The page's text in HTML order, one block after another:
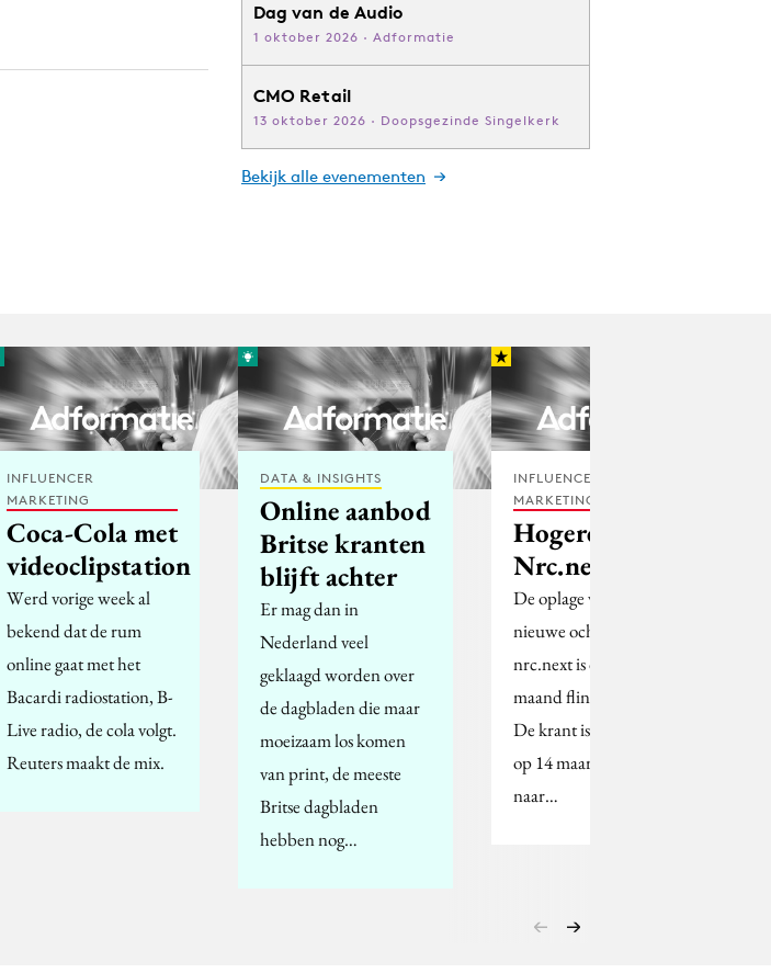
Dag van de Audio
1 oktober 2026 · Adformatie
CMO Retail
13 oktober 2026 · Doopsgezinde Singelkerk
Bekijk alle evenementen
INFLUENCER
MARKETING
Coca-Cola met
videoclipstation
Werd vorige week al
bekend dat de rum
online gaat met het
Bacardi radiostation, B-
Live radio, de cola volgt.
Reuters maakt de mix.
DATA & INSIGHTS
Online aanbod
Britse kranten
blijft achter
Er mag dan in
Nederland veel
geklaagd worden over
de dagbladen die maar
moeizaam los komen
van print, de meeste
Britse dagbladen
hebben nog…
INFLUENCER
MARKETING
Hogere oplage
Nrc.next
De oplage van de
nieuwe ochtendkrant
nrc.next is de afgelopen
maand flink gestegen.
De krant is sinds de start
op 14 maart van 70.000
naar…